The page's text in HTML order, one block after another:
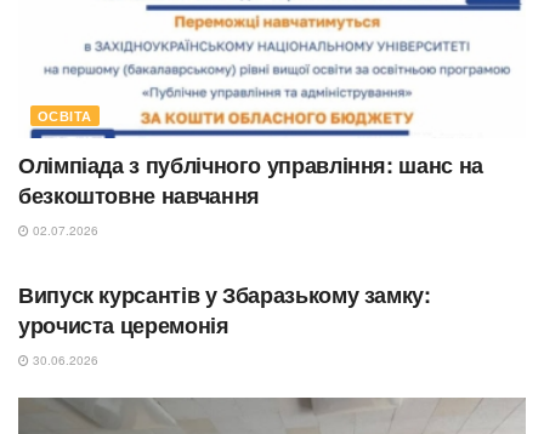
ОСВІТА
Олімпіада з публічного управління: шанс на
безкоштовне навчання
02.07.2026
Випуск курсантів у Збаразькому замку:
урочиста церемонія
30.06.2026